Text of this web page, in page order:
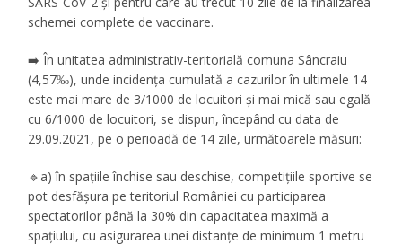
schemei complete de vaccinare.
➡️ În unitatea administrativ-teritorială comuna Sâncraiu
(4,57‰), unde incidența cumulată a cazurilor în ultimele 14
este mai mare de 3/1000 de locuitori și mai mică sau egală
cu 6/1000 de locuitori, se dispun, începând cu data de
29.09.2021, pe o perioadă de 14 zile, următoarele măsuri:
🔹a) în spațiile închise sau deschise, competițiile sportive se
pot desfășura pe teritoriul României cu participarea
spectatorilor până la 30% din capacitatea maximă a
spațiului, cu asigurarea unei distanțe de minimum 1 metru